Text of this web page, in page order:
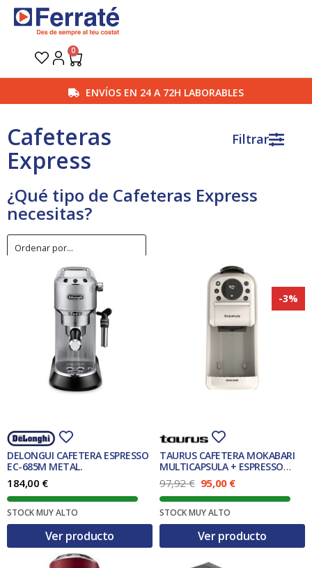
contenido
0
Carrito
ENVÍOS EN 24 A 72H LABORABLES
Cafeteras
Express
Filtrar
¿Qué tipo de Cafeteras Express
necesitas?
DELONGUI CAFETERA ESPRESSO
EC-685M METAL.
184,00 €
STOCK MUY ALTO
Ver producto
-3%
TAURUS CAFETERA MOKABARI
MULTICAPSULA + ESPRESSO
CREMA (CM1400P)
97,92 € E
l
p
r
e
c
i
o
95,00 €E
l
p
e
c
i
STOCK MUY ALTO
Ver producto